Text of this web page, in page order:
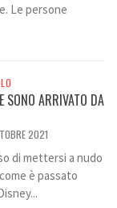
Le persone
SONO ARRIVATO DA
2021
di mettersi a nudo
è passato